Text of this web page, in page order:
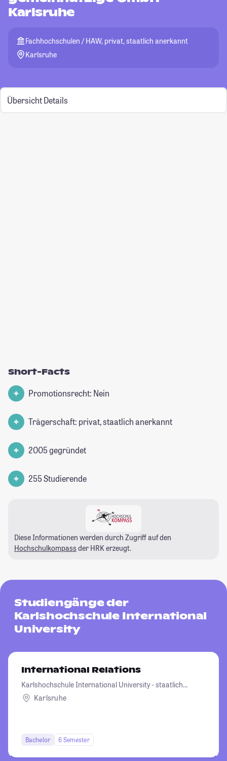
Karlsruhe
Fachhochschulen / HAW, privat, staatlich anerkannt
Karlsruhe
Übersicht Details
Short-Facts
Promotionsrecht: Nein
Trägerschaft: privat, staatlich anerkannt
2005 gegründet
255 Studierende
Diese Informationen werden durch Zugriff auf den
Hochschulkompass der HRK erzeugt.
Studiengänge der
Karlshochschule International
University
International Relations
Karlshochschule International University - staatlich
anerkannte Hochschule der Karlshochschule
Karlsruhe
Bachelor 6 Semester